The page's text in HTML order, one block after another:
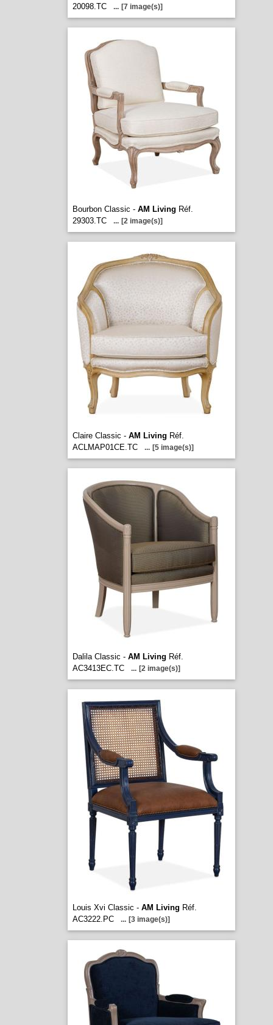
20098.TC
... [7 image(s)]
Bourbon Classic - AM Living Réf.
29303.TC
... [2 image(s)]
Claire Classic - AM Living Réf.
ACLMAP01CE.TC
... [5 image(s)]
Dalila Classic - AM Living Réf.
AC3413EC.TC
... [2 image(s)]
Louis Xvi Classic - AM Living Réf.
AC3222.PC
... [3 image(s)]